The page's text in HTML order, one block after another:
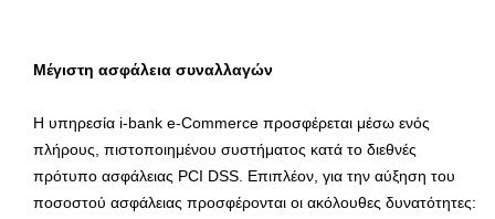
Μέγιστη ασφάλεια συναλλαγών
Η υπηρεσία i-bank e-Commerce προσφέρεται μέσω ενός
πλήρους, πιστοποιημένου συστήματος κατά το διεθνές
πρότυπο ασφάλειας PCI DSS. Επιπλέον, για την αύξηση του
ποσοστού ασφάλειας προσφέρονται οι ακόλουθες δυνατότητες: